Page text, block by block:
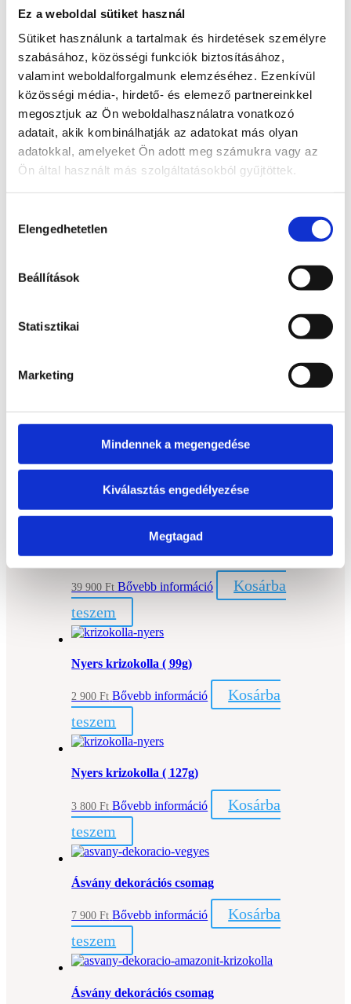
Ez a weboldal sütiket használ
Sütiket használunk a tartalmak és hirdetések személyre
szabásához, közösségi funkciók biztosításához,
valamint weboldalforgalmunk elemzéséhez. Ezenkívül
közösségi média-, hirdető- és elemező partnereinkkel
megosztjuk az Ön weboldalhasználatra vonatkozó
adatait, akik kombinálhatják az adatokat más olyan
adatokkal, amelyeket Ön adott meg számukra vagy az
Ön által használt más szolgáltatásokból gyűjtöttek.
kiválasztása
Elengedhetetlen
Beállítások
Statisztikai
Marketing
Mindennek a megengedése
Kiválasztás engedélyezése
Megtagad
A Mérlegnek segít kifejezni az érzelmeit és
megtalálni a belső egyensúlyt.
intuíciót erősítő energiát ad.
Az Ikreknek harmonikusabbá teszi a
kommunikációt és csökkenti a szorongást.
Krizokolla tojás
ELFOGYOTT
Krizokolla szív
Tovább
Krizokolla golyó
39 900Ft Bővebb információ
Kosárba
teszem
Nyers krizokolla ( 99g)
2 900Ft Bővebb információ
Kosárba
teszem
Nyers krizokolla ( 127g)
3 800Ft Bővebb információ
Kosárba
teszem
Ásvány dekorációs csomag
7 900Ft Bővebb információ
Kosárba
teszem
Ásvány dekorációs csomag